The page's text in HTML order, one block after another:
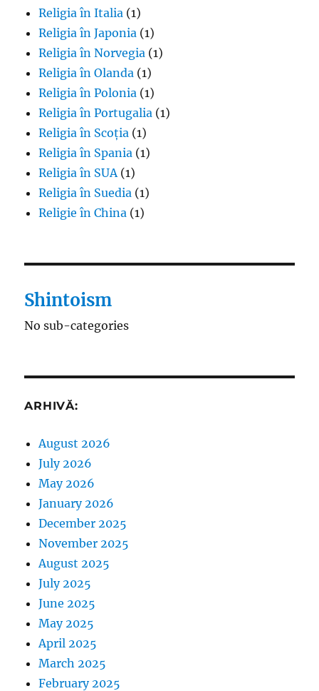
Religia în Italia (1)
Religia în Japonia (1)
Religia în Norvegia (1)
Religia în Olanda (1)
Religia în Polonia (1)
Religia în Portugalia (1)
Religia în Scoția (1)
Religia în Spania (1)
Religia în SUA (1)
Religia în Suedia (1)
Religie în China (1)
Shintoism
No sub-categories
ARHIVĂ:
August 2026
July 2026
May 2026
January 2026
December 2025
November 2025
August 2025
July 2025
June 2025
May 2025
April 2025
March 2025
February 2025